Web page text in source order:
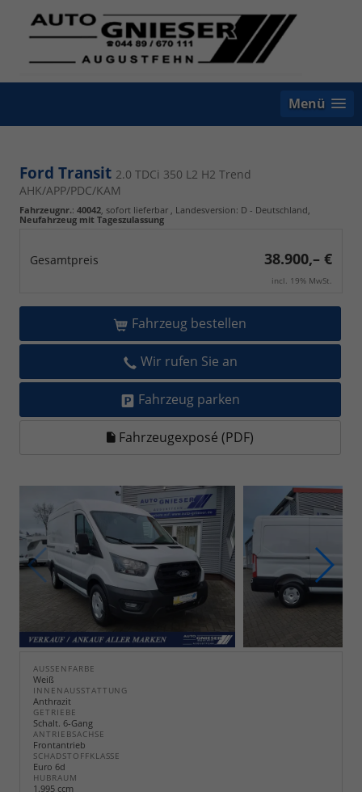
Menü
Ford Transit 2.0 TDCi 350 L2 H2 Trend
AHK/APP/PDC/KAM
Fahrzeugnr.: 40042, sofort lieferbar , Landesversion: D - Deutschland,
Neufahrzeug mit Tageszulassung
Gesamtpreis 38.900,– €
incl. 19% MwSt.
Fahrzeug bestellen
Wir rufen Sie an
Fahrzeug parken
Fahrzeugexposé (PDF)
AUSSENFARBE
Weiß
INNENAUSSTATTUNG
Anthrazit
GETRIEBE
Schalt. 6-Gang
ANTRIEBSACHSE
Frontantrieb
SCHADSTOFFKLASSE
Euro 6d
HUBRAUM
1.995 ccm